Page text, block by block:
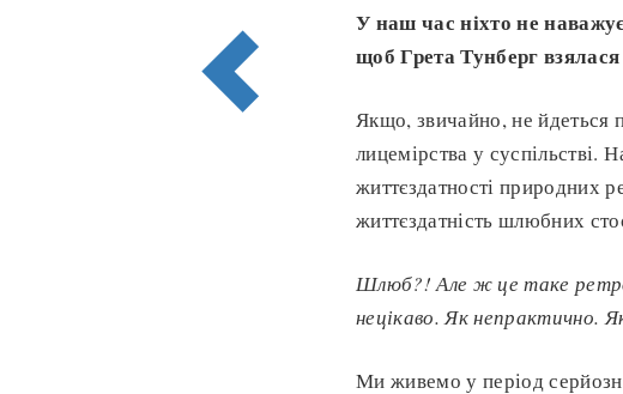
У наш час ніхто не
щоб Грета Тунберг
Якщо, звичайно, не йдеться
лицемірства у суспільстві.
життєздатності природних
життєздатність шлюбних
Шлюб?! Але ж це таке
нецікаво. Як непрактично.
Ми живемо у період